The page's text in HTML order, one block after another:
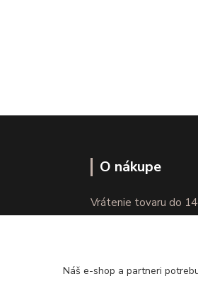
O nákupe
Vrátenie tovaru do
Náš e-shop a partneri